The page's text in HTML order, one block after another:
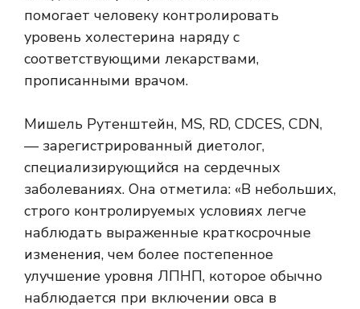
помогает человеку контролировать
уровень холестерина наряду с
соответствующими лекарствами,
прописанными врачом.
Мишель Рутенштейн, MS, RD, CDCES, CDN,
— зарегистрированный диетолог,
специализирующийся на сердечных
заболеваниях. Она отметила: «В небольших,
строго контролируемых условиях легче
наблюдать выраженные краткосрочные
изменения, чем более постепенное
улучшение уровня ЛПНП, которое обычно
наблюдается при включении овса в